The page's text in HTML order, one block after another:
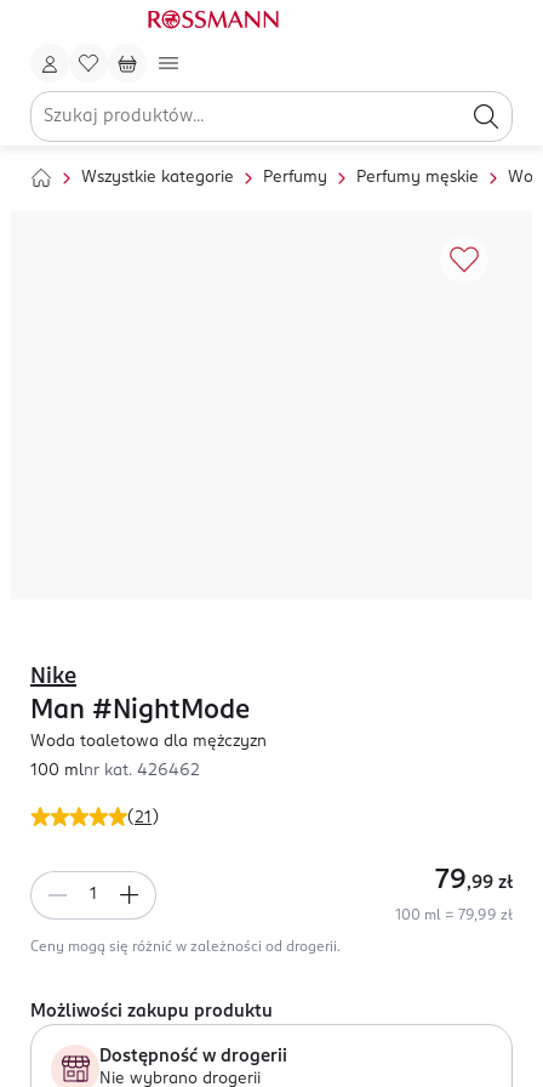
Wszystkie kategorie Perfumy Perfumy męskie
(21 )
Nike
Man #NightMode
Woda toaletowa dla mężczyzn
100 mlnr kat. 426462
79,99 zł
100 ml = 79,99 zł
Ceny mogą się różnić w zależności od drogerii.
Możliwości zakupu produktu
Dostępność w drogerii
Nie wybrano drogerii